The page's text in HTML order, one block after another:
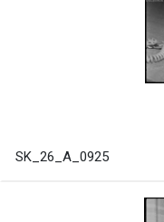
SK_26_A_0925